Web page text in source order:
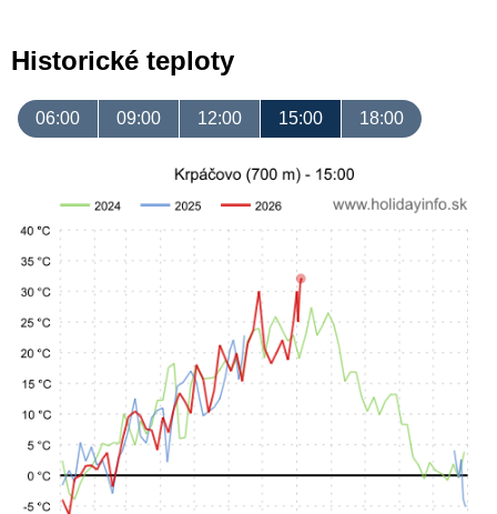
Historické teploty
06:00 09:00 12:00 15:00 18:00